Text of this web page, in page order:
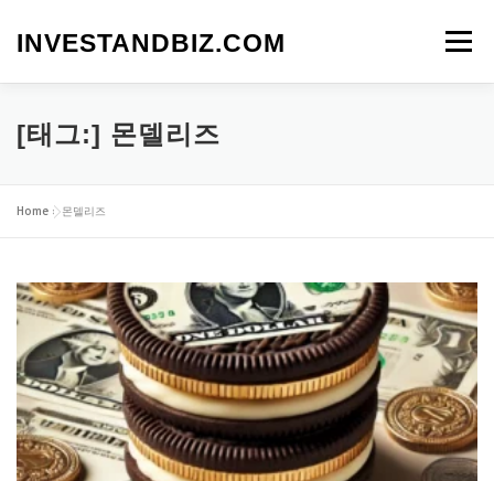
INVESTANDBIZ.COM 메뉴
[태그:] 몬델리즈
Home »몬델리즈